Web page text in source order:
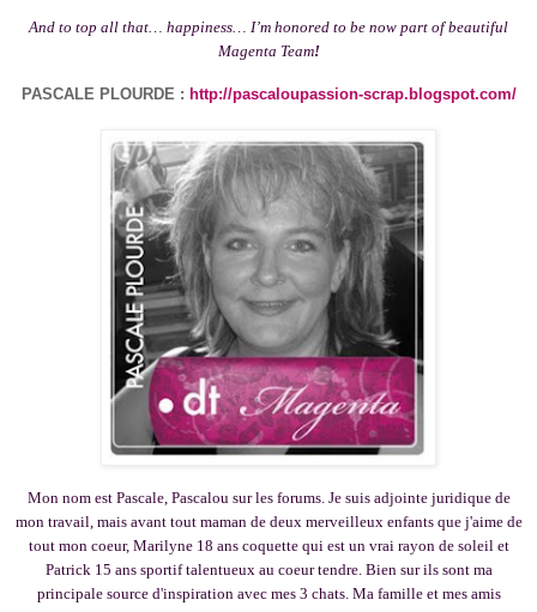
And to top all that… happiness… I’m honored to be now part of beautiful
Magenta Team!
PASCALE PLOURDE : http://pascaloupassion-scrap.blogspot.com/
Mon nom est Pascale, Pascalou sur les forums. Je suis adjointe juridique de
mon travail, mais avant tout maman de deux merveilleux enfants que j'aime de
tout mon coeur, Marilyne 18 ans coquette qui est un vrai rayon de soleil et
Patrick 15 ans sportif talentueux au coeur tendre. Bien sur ils sont ma
principale source d'inspiration avec mes 3 chats. Ma famille et mes amis